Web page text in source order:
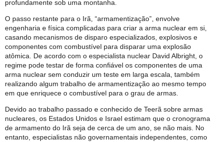
profundamente sob uma montanha.
O passo restante para o Irã, “armamentização”, envolve
engenharia e física complicadas para criar a arma nuclear em si,
casando mecanismos de disparo especializados, explosivos e
componentes com combustível para disparar uma explosão
atômica. De acordo com o especialista nuclear David Albright, o
regime pode testar de forma confiável os componentes de uma
arma nuclear sem conduzir um teste em larga escala, também
realizando algum trabalho de armamentização ao mesmo tempo
em que enriquece o combustível para o grau de armas.
Devido ao trabalho passado e conhecido de Teerã sobre armas
nucleares, os Estados Unidos e Israel estimam que o cronograma
de armamento do Irã seja de cerca de um ano, se não mais. No
entanto, especialistas não governamentais independentes, como